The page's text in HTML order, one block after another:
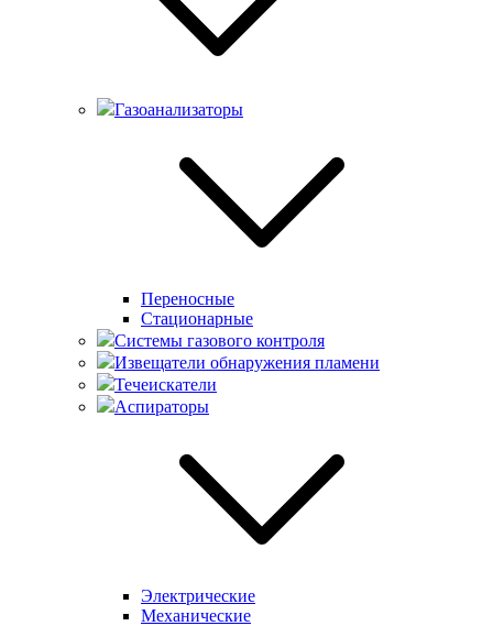
Газоанализаторы
Переносные
Стационарные
Системы газового контроля
Извещатели обнаружения пламени
Течеискатели
Аспираторы
Электрические
Механические